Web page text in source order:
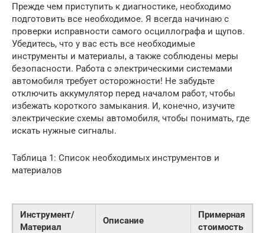
Прежде чем приступить к диагностике, необходимо
подготовить все необходимое. Я всегда начинаю с
проверки исправности самого осциллографа и щупов.
Убедитесь, что у вас есть все необходимые
инструменты и материалы, а также соблюдены меры
безопасности. Работа с электрическими системами
автомобиля требует осторожности! Не забудьте
отключить аккумулятор перед началом работ, чтобы
избежать короткого замыкания. И, конечно, изучите
электрические схемы автомобиля, чтобы понимать, где
искать нужные сигналы.
Таблица 1: Список необходимых инструментов и
материалов
Инструмент/
Материал
Описание
Примерная
стоимость